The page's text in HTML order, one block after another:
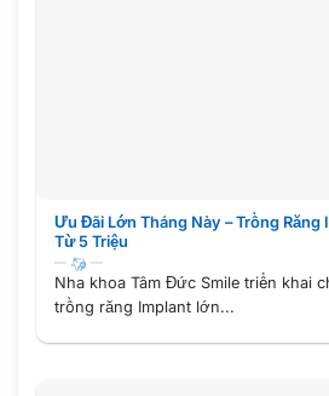
Ưu Đãi Lớn Tháng Này – Trồng
Từ 5 Triệu
Nha khoa Tâm Đức Smile triển khai
trồng răng Implant lớn...